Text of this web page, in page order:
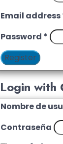
Email address
Password *
Register
Login with
Nombre de
Contraseña